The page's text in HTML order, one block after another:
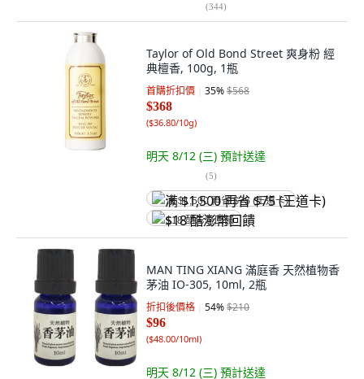
(344)
Taylor of Old Bond Street 爽身粉 經
典檀香, 100g, 1瓶
首購折扣價 35%$568
$368
($36.80/10g)
明天 8/12 (三) 預計送達
(5)
满 $1,500 再省 $75 (王道卡)
$18 酷澎幣回饋
MAN TING XIANG 滿庭香 天然植物香
茅油 IO-305, 10ml, 2瓶
折扣後價格 54%$210
$96
($48.00/10ml)
明天 8/12 (三) 預計送達